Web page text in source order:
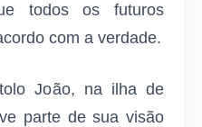
todos os futuros
com a verdade.
João, na ilha de
parte de sua visão